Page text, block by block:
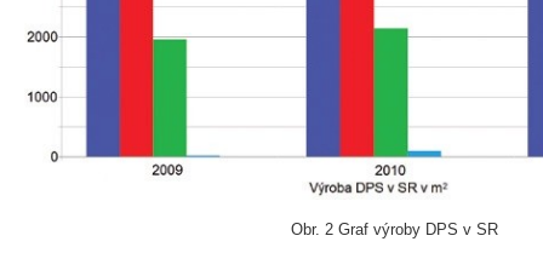
Obr. 2 Graf výroby DPS v SR